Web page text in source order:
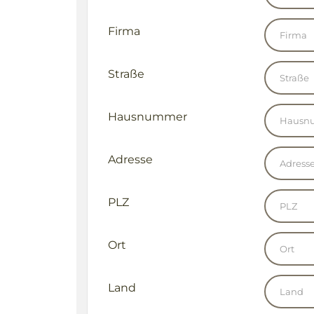
Firma
Straße
Hausnummer
Adresse
PLZ
Ort
Land